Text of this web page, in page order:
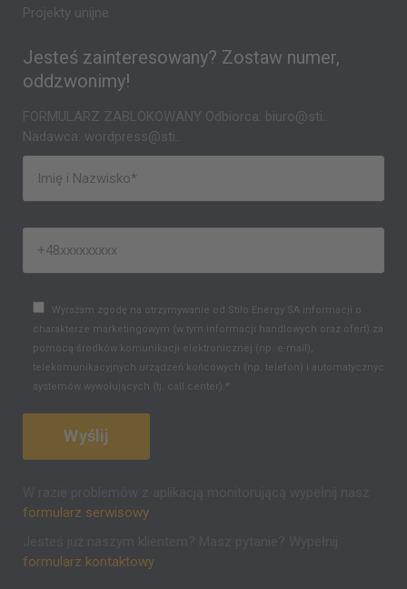
Projekty unijne
Jesteś zainteresowany? Zostaw numer,
oddzwonimy!
FORMULARZ ZABLOKOWANY Odbiorca: biuro@sti..
Nadawca: wordpress@sti..
Wyrażam zgodę na otrzymywanie od Stilo Energy SA informacji o
charakterze marketingowym (w tym informacji handlowych oraz ofert) za
pomocą środków komunikacji elektronicznej (np. e-mail),
telekomunikacyjnych urządzeń końcowych (np. telefon) i automatycznych
systemów wywołujących (tj. call center).*
formularz serwisowy
formularz kontaktowy